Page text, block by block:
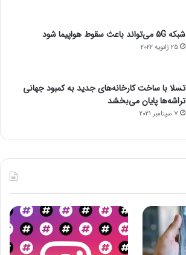
شبکه 5G می‌تواند باعث سقوط هواپیما شود
25 ژانویه 2022
تسلا با ساخت کارخانه‌های جدید به کمبود جهانی
تراشه‌ها پایان می‌بخشد
7 سپتامبر 2021